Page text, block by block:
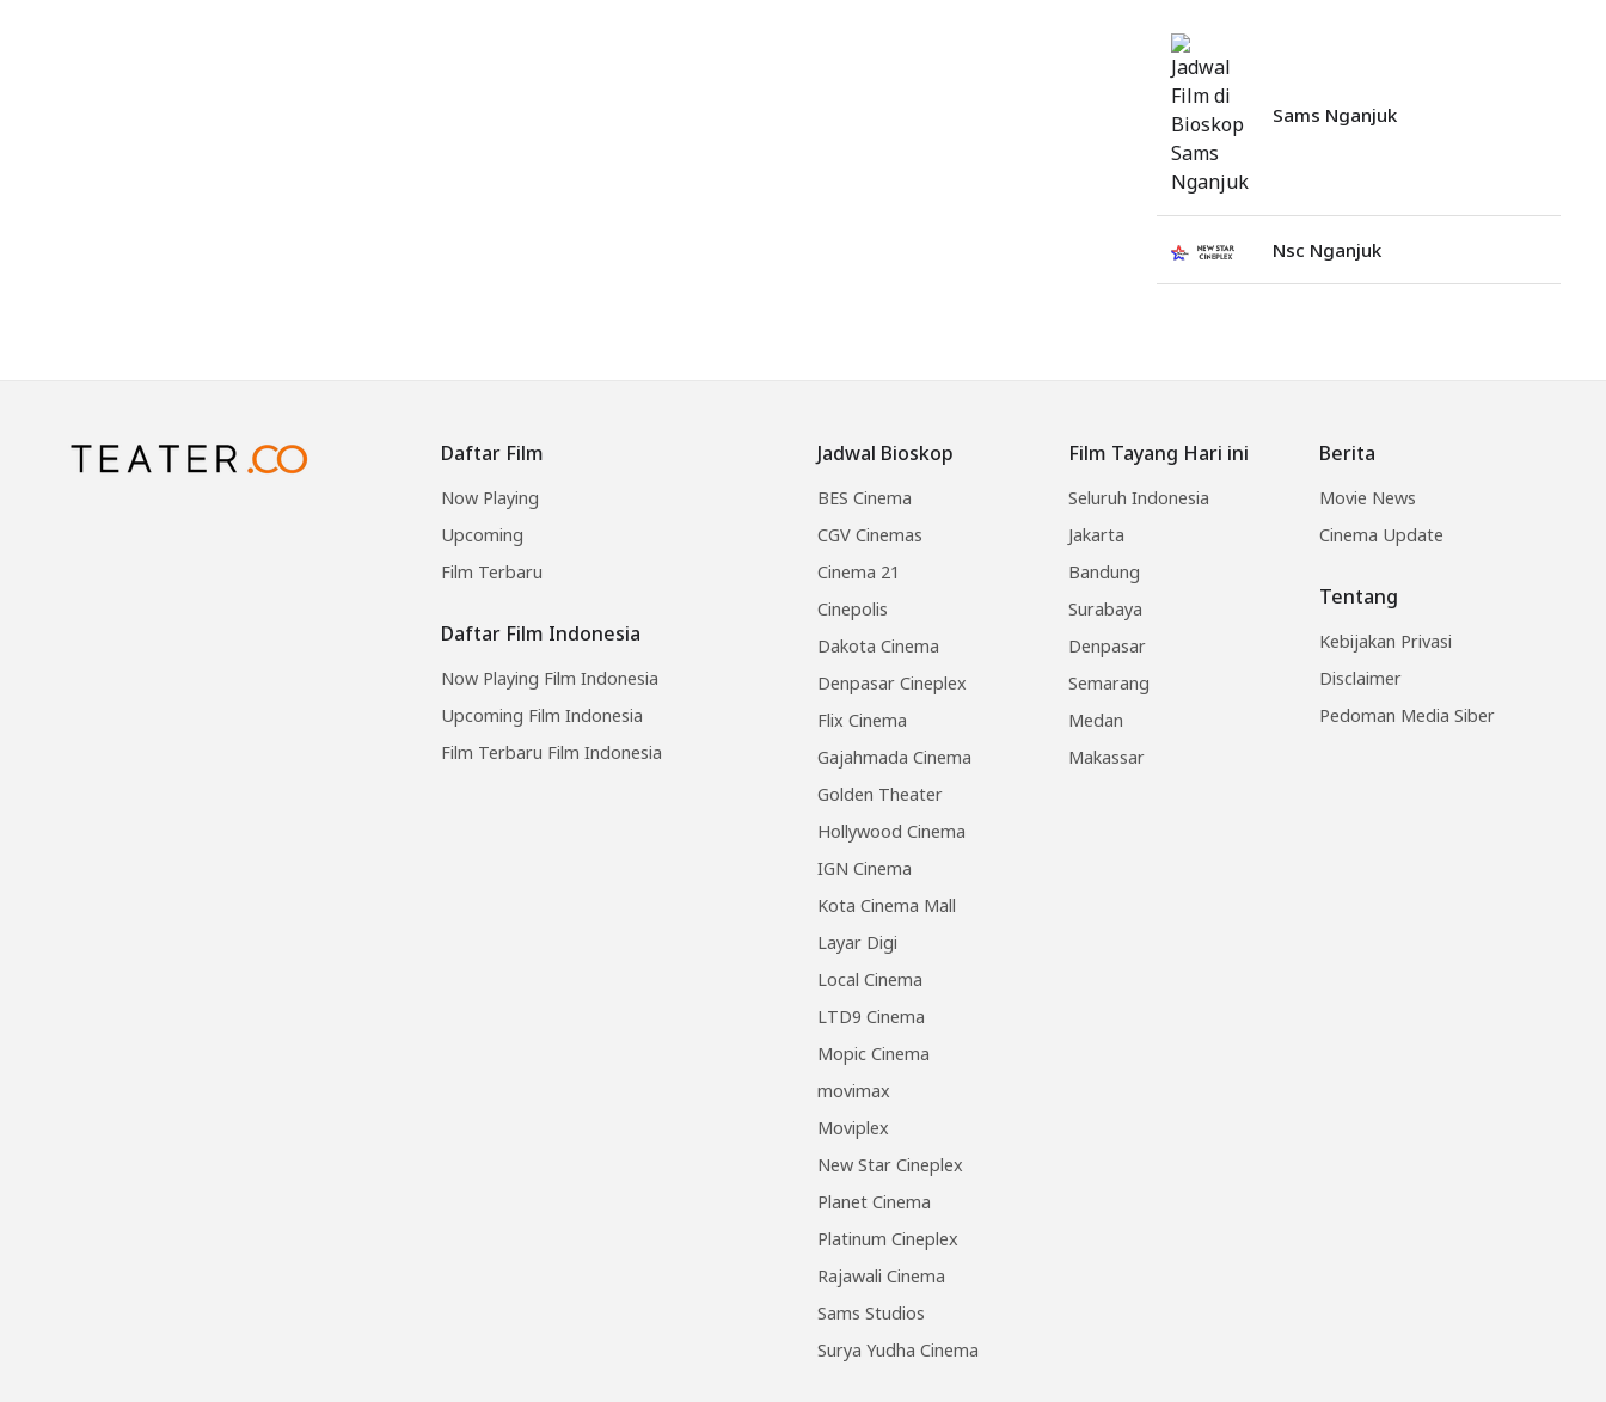
Sams Nganjuk
Nsc Nganjuk
Daftar Film
Now Playing
Upcoming
Film Terbaru
Daftar Film Indonesia
Now Playing Film Indonesia
Upcoming Film Indonesia
Film Terbaru Film Indonesia
Jadwal Bioskop
BES Cinema
CGV Cinemas
Cinema 21
Cinepolis
Dakota Cinema
Denpasar Cineplex
Flix Cinema
Gajahmada Cinema
Golden Theater
Hollywood Cinema
IGN Cinema
Kota Cinema Mall
Layar Digi
Local Cinema
LTD9 Cinema
Mopic Cinema
movimax
Moviplex
New Star Cineplex
Planet Cinema
Platinum Cineplex
Rajawali Cinema
Sams Studios
Surya Yudha Cinema
Film Tayang Hari ini
Seluruh Indonesia
Jakarta
Bandung
Surabaya
Denpasar
Semarang
Medan
Makassar
Berita
Movie News
Cinema Update
Tentang
Kebijakan Privasi
Disclaimer
Pedoman Media Siber